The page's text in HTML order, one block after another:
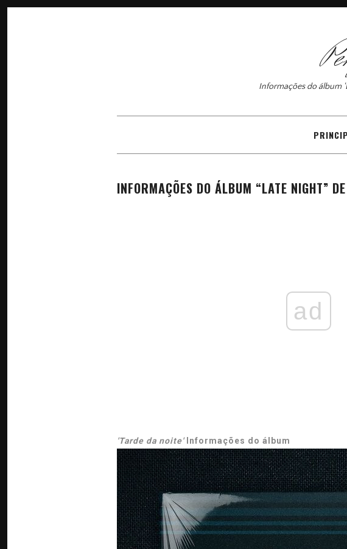
Informações do álbum
INFORMAÇÕES DO ÁLBUM “LATE NIGHT”
ad
'Tarde da noite'Informações do álbum